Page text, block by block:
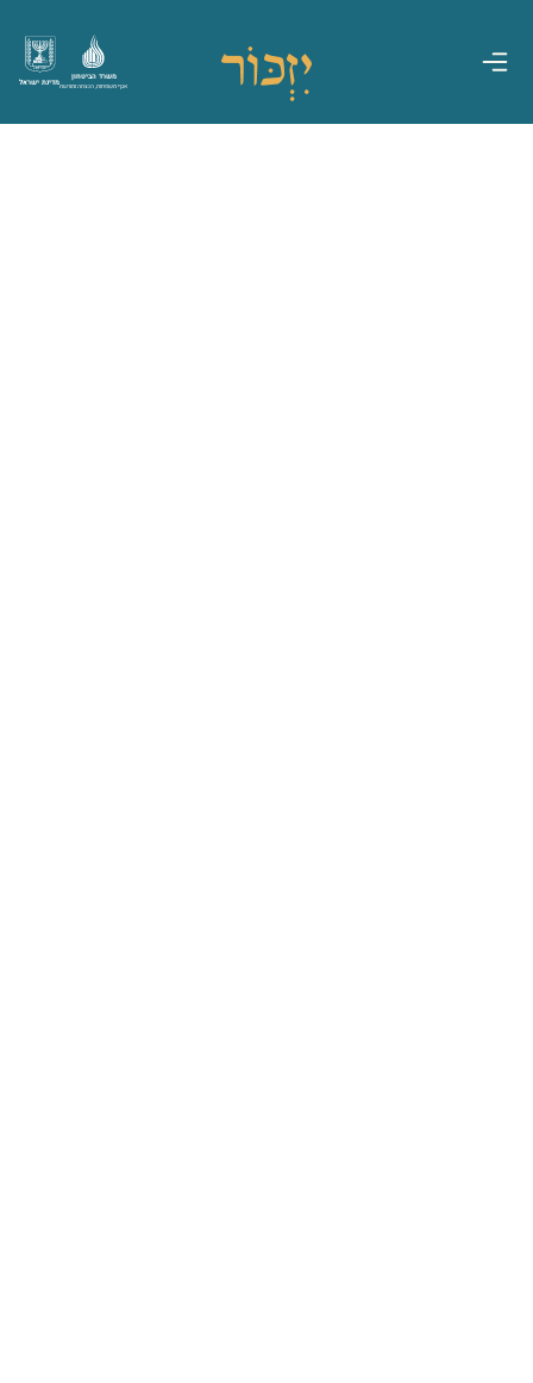
מדינת ישראל
משרד הביטחון
אגף משפחות, הנצחה ומורשת